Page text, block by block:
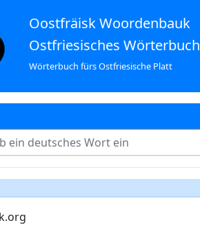
Oostfräisk Woordenbauk
Ostfriesisches Wörterbuch
Wörterbuch fürs Ostfriesische Platt